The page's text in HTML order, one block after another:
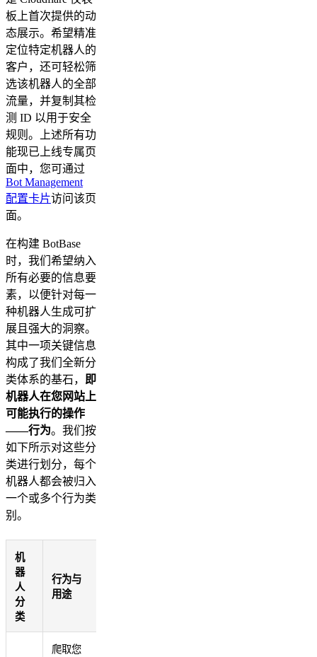
板上首次提供的动
态展示。希望精准
定位特定机器人的
客户，还可轻松筛
选该机器人的全部
流量，并复制其检
测 ID 以用于安全
规则。上述所有功
能现已上线专属页
面中，您可通过
Bot Management
配置卡片访问该页
面。
在构建 BotBase
时，我们希望纳入
所有必要的信息要
素，以便针对每一
种机器人生成可扩
展且强大的洞察。
其中一项关键信息
构成了我们全新分
类体系的基石，
即
机器人在您网站上
可能执行的操作
——行为。我们按
如下所示对这些分
类进行划分，每个
机器人都会被归入
一个或多个行为类
别。
机
器
人
分
类
行为与
用途
爬取您